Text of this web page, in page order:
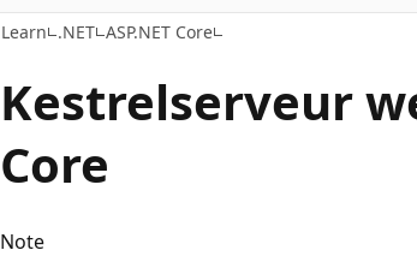
Learn .NET ASP.NET Core
Kestrelserveur
Core
Note